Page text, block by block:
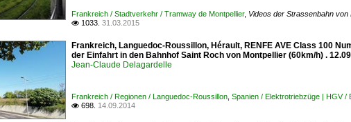
Frankreich / Stadtverkehr / Tramway de Montpellier, Videos der Strassenbahn von
 1033. 31.03.2015
Frankreich, Languedoc-Roussillon, Hérault, RENFE AVE Class 100
der Einfahrt in den Bahnhof Saint Roch von Montpellier (60km/h) .
Jean-Claude Delagardelle
Frankreich / Regionen / Languedoc-Roussillon Spanien / Elektrotriebzüge | HGV
 698. 14.09.2014